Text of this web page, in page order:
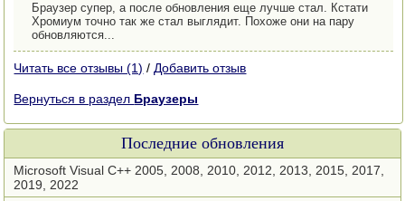
Браузер супер, а после обновления еще лучше стал. Кстати
Хромиум точно так же стал выглядит. Похоже они на пару
обновляются...
Читать все отзывы (1) / Добавить отзыв
Вернуться в раздел Браузеры
Последние обновления
Microsoft Visual C++ 2005, 2008, 2010, 2012, 2013, 2015, 2017,
2019, 2022